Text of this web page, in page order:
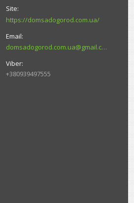
https://domsadogorod.com.ua/
domsadogorod.com.ua@gmail.com
+380939497555